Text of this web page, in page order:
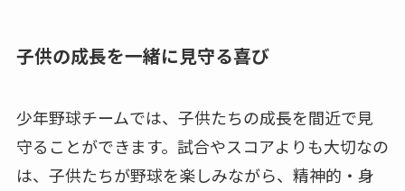
子供の成長を一緒に見守る喜び
少年野球チームでは、子供たちの成長を間近で見
守ることができます。試合やスコアよりも大切なの
は、子供たちが野球を楽しみながら、精神的・身